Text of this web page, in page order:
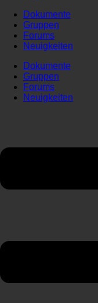
Dokumente
Gruppen
Forums
Neuigkeiten
Dokumente
Gruppen
Forums
Neuigkeiten